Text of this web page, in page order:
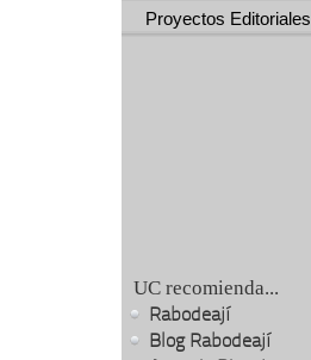
Proyectos Editoriales
UC recomienda...
Rabodeají
Blog Rabodeají